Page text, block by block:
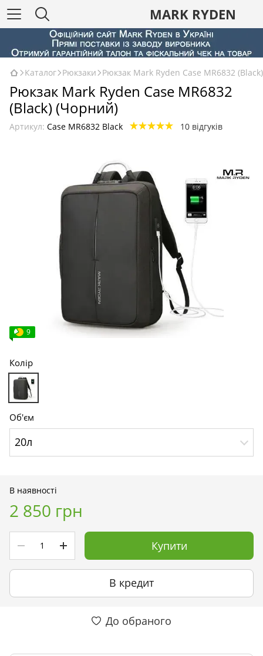
MARK RYDEN
Каталог Рюкзаки Рюкзак Mark Ryden Case MR6832 (Black)
Рюкзак Mark Ryden Case MR6832
(Black) (Чорний)
Артикул: Case MR6832 Black 10 відгуків
9
Колір
Об'єм
20л
В наявності
2 850 грн
Купити
В кредит
До обраного